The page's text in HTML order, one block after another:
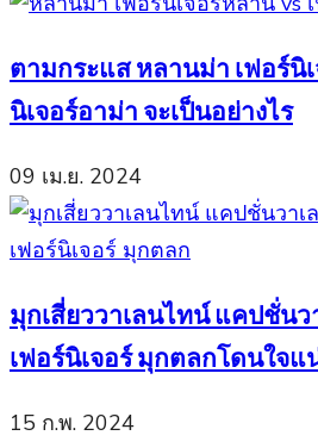
ตามกระแส หลานม่า เฟอร์นิ
นิเจอร์อาม่า จะเป็นอย่างไร
09 เม.ย. 2024
มุกเสี่ยววาเลนไทน์ แคปชั่น
เฟอร์นิเจอร์ มุกตลกโดนใจ
15 ก.พ. 2024